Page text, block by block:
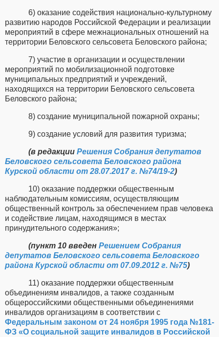
6) оказание содействия национально-культурному
развитию народов Российской Федерации и реализации
мероприятий в сфере межнациональных отношений на
территории Беловского сельсовета Беловского района;
7) участие в организации и осуществлении
мероприятий по мобилизационной подготовке
муниципальных предприятий и учреждений,
находящихся на территории Беловского сельсовета
Беловского района;
8) создание муниципальной пожарной охраны;
9) создание условий для развития туризма;
(в редакции Решения Собрания депутатов
Беловского сельсовета Беловского района
Курской области от 28.07.2017 г. №74/19-2)
10) оказание поддержки общественным
наблюдательным комиссиям, осуществляющим
общественный контроль за обеспечением прав человека
и содействие лицам, находящимся в местах
принудительного содержания»;
(пункт 10 введен Решением Собрания
депутатов Беловского сельсовета Беловского
района Курской области от 07.09.2012 г. №75)
11) оказание поддержки общественным
объединениям инвалидов, а также созданным
общероссийскими общественными объединениями
инвалидов организациям в соответствии с
Федеральным законом от 24 ноября 1995 года №181-
ФЗ «О социальной защите инвалидов в Российской